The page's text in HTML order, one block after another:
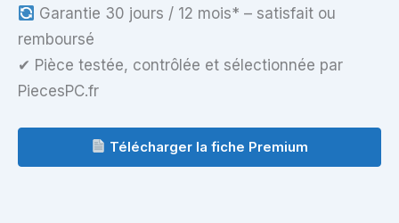
Garantie 30 jours / 12 mois* – satisfait ou
remboursé
✔ Pièce testée, contrôlée et sélectionnée par
PiecesPC.fr
Télécharger la fiche Premium